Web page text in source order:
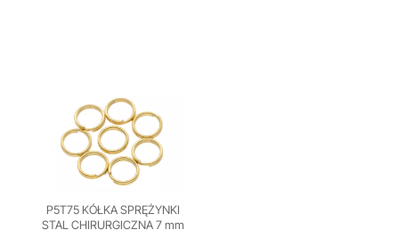
P5T75 KÓŁKA SPRĘŻYNKI
STAL CHIRURGICZNA 7 mm